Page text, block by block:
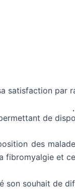
satisfaction
de
des
et
son souhait de